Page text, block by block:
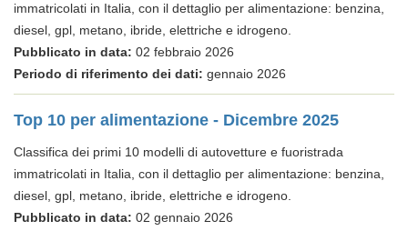
immatricolati in Italia, con il dettaglio per alimentazione: benzina,
diesel, gpl, metano, ibride, elettriche e idrogeno.
Pubblicato in data: 02 febbraio 2026
Periodo di riferimento dei dati: gennaio 2026
Top 10 per alimentazione - Dicembre 2025
Classifica dei primi 10 modelli di autovetture e fuoristrada
immatricolati in Italia, con il dettaglio per alimentazione: benzina,
diesel, gpl, metano, ibride, elettriche e idrogeno.
Pubblicato in data: 02 gennaio 2026